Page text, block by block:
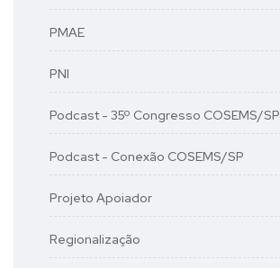
PMAE
PNI
Podcast - 35º Congresso COSEMS/SP
Podcast - Conexão COSEMS/SP
Projeto Apoiador
Regionalização